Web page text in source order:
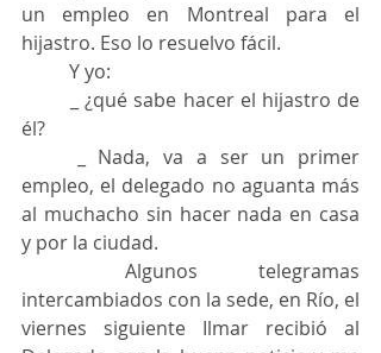
un empleo en Montreal para el
hijastro. Eso lo resuelvo fácil.
	Y yo:
él?
empleo, el delegado no aguanta más
al muchacho sin hacer nada en casa
y por la ciudad.
intercambiados con la sede, en Río, el
viernes siguiente Ilmar recibió al